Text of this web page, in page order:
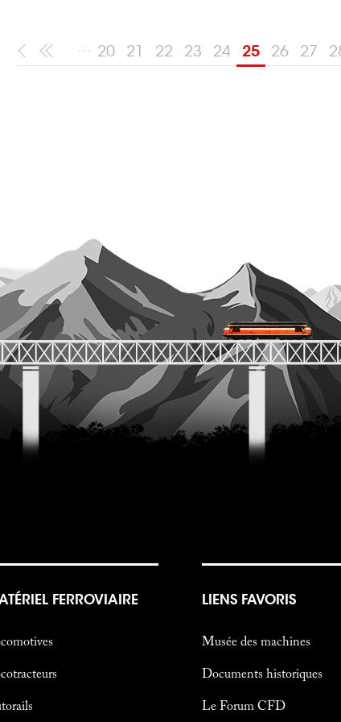
... 20 21 22 23 24 25 26 27
FERROVIAIRE LIENS FAVORIS
Musée des machines
Documents historiques
Le Forum CFD